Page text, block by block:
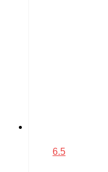
6.5